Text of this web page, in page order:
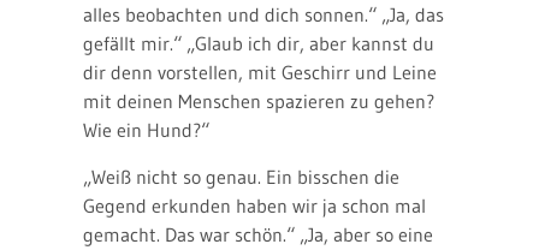
alles beobachten und dich sonnen.“ „Ja, das
gefällt mir.“ „Glaub ich dir, aber kannst du
dir denn vorstellen, mit Geschirr und Leine
mit deinen Menschen spazieren zu gehen?
Wie ein Hund?“
„Weiß nicht so genau. Ein bisschen die
Gegend erkunden haben wir ja schon mal
gemacht. Das war schön.“ „Ja, aber so eine